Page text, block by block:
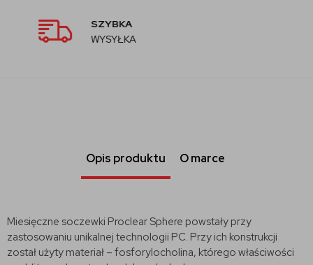
Opis produktu O marce
Miesięczne soczewki Proclear Sphere powstały przy
zastosowaniu unikalnej technologii PC. Przy ich konstrukcji
został użyty materiał – fosforylocholina, którego właściwości